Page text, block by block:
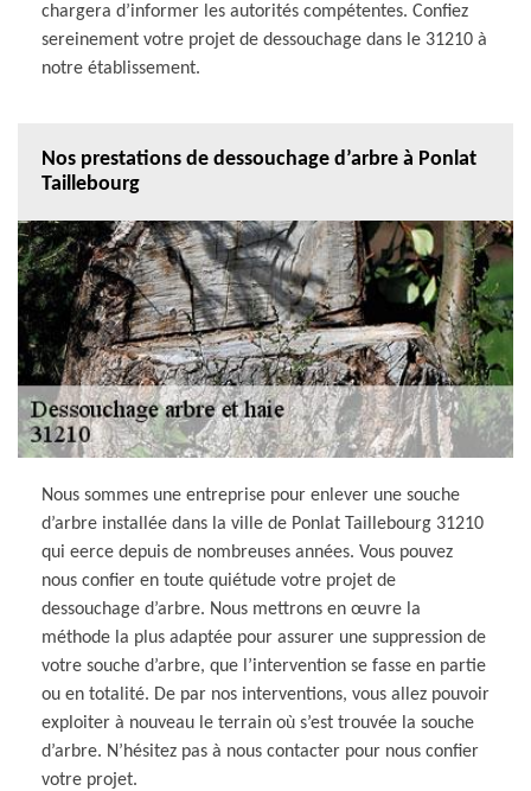
chargera d’informer les autorités compétentes. Confiez
sereinement votre projet de dessouchage dans le 31210 à
notre établissement.
Nos prestations de dessouchage d’arbre à Ponlat
Taillebourg
Nous sommes une entreprise pour enlever une souche
d’arbre installée dans la ville de Ponlat Taillebourg 31210
qui eerce depuis de nombreuses années. Vous pouvez
nous confier en toute quiétude votre projet de
dessouchage d’arbre. Nous mettrons en œuvre la
méthode la plus adaptée pour assurer une suppression de
votre souche d’arbre, que l’intervention se fasse en partie
ou en totalité. De par nos interventions, vous allez pouvoir
exploiter à nouveau le terrain où s’est trouvée la souche
d’arbre. N’hésitez pas à nous contacter pour nous confier
votre projet.